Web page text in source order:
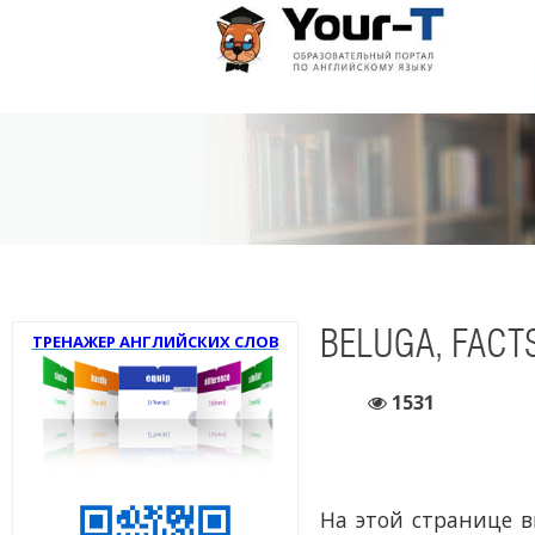
ТРЕНАЖЕР АНГЛИЙСКИХ СЛОВ BELUGA,
1531
На этой странице